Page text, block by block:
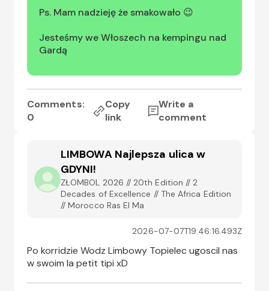
Ps. Mam nadzieję że smakowało 😉
Jesteśmy we Włoszech na kempingu nad
Gardą
Comments:
0
Copy
link
Write a
comment
LIMBOWA Najlepsza ulica w
GDYNI!
ZŁOMBOL 2026 // 20th Edition // 2
Decades of Excellence // The Africa Edition
// Morocco Ras El Ma
2026-07-07T19:46:16.493Z
Po korridzie Wodz Limbowy Topielec ugoscil nas
w swoim la petit tipi xD